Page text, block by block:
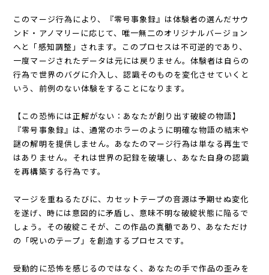
このマージ行為により、『零号事象録』は体験者の選んだサウ
ンド・アノマリーに応じて、唯一無二のオリジナルバージョン
へと「感知調整」されます。このプロセスは不可逆的であり、
一度マージされたデータは元には戻りません。体験者は自らの
行為で世界のバグに介入し、認識そのものを変化させていくと
いう、前例のない体験をすることになります。
【この恐怖には正解がない：あなたが創り出す破綻の物語】
『零号事象録』は、通常のホラーのように明確な物語の結末や
謎の解明を提供しません。あなたのマージ行為は単なる再生で
はありません。それは世界の記録を破壊し、あなた自身の認識
を再構築する行為です。
マージを重ねるたびに、カセットテープの音源は予期せぬ変化
を遂げ、時には意図的に矛盾し、意味不明な破綻状態に陥るで
しょう。その破綻こそが、この作品の真髄であり、あなただけ
の「呪いのテープ」を創造するプロセスです。
受動的に恐怖を感じるのではなく、あなたの手で作品の歪みを